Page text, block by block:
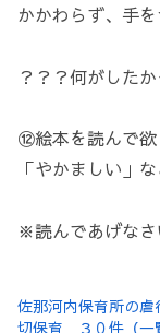
かかわらず、手
？？？何がした
⑫絵本を読んで欲
「やかましい」
※読んであげなさ
佐那河内保育所の虐
切保育 ３０件（一